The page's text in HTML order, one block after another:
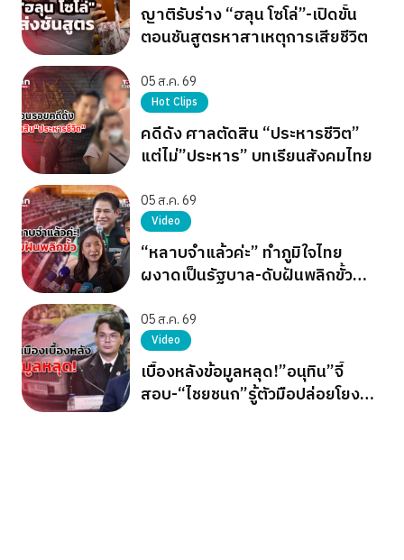
ญาติรับร่าง “ฮลุน โซโล่”-เปิดขั้น
ตอนชันสูตรหาสาเหตุการเสียชีวิต
05 ส.ค. 69
Hot Clips
คดีดัง ศาลตัดสิน “ประหารชีวิต”
แต่ไม่”ประหาร” บทเรียนสังคมไทย
05 ส.ค. 69
Video
“หลาบจำแล้วค่ะ” ทำภูมิใจไทย
ผงาดเป็นรัฐบาล-ดับฝันพลิกขั้ว
05 ส.ค. 69
Video
เบื้องหลังข้อมูลหลุด!”อนุทิน”จี้
สอบ-“ไชยชนก”รู้ตัวมือปล่อยโยง